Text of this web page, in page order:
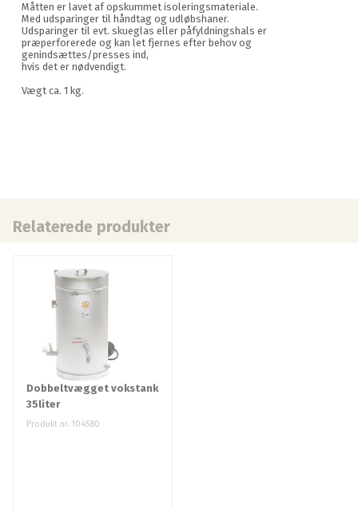
Måtten er lavet af opskummet isoleringsmateriale.
Med udsparinger til håndtag og udløbshaner.
Udsparinger til evt. skueglas eller påfyldningshals er
præperforerede og kan let fjernes efter behov og
genindsættes/presses ind,
hvis det er nødvendigt.
Vægt ca. 1 kg.
Relaterede produkter
Dobbeltvægget vokstank
35liter
Produkt nr. 104580